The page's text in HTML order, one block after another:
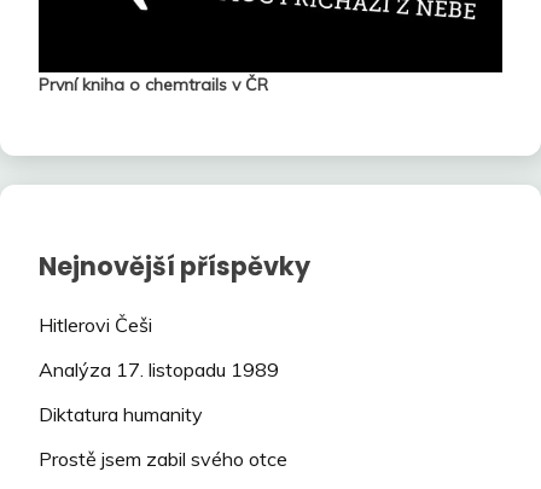
První kniha o chemtrails v ČR
Nejnovější příspěvky
Hitlerovi Češi
Analýza 17. listopadu 1989
Diktatura humanity
Prostě jsem zabil svého otce